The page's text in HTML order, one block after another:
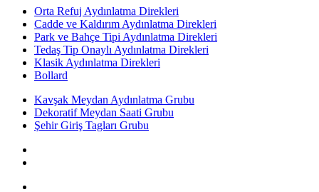
Orta Refuj Aydınlatma Direkleri
Cadde ve Kaldırım Aydınlatma Direkleri
Park ve Bahçe Tipi Aydınlatma Direkleri
Tedaş Tip Onaylı Aydınlatma Direkleri
Klasik Aydınlatma Direkleri
Bollard
Kavşak Meydan Aydınlatma Grubu
Dekoratif Meydan Saati Grubu
Şehir Giriş Tagları Grubu